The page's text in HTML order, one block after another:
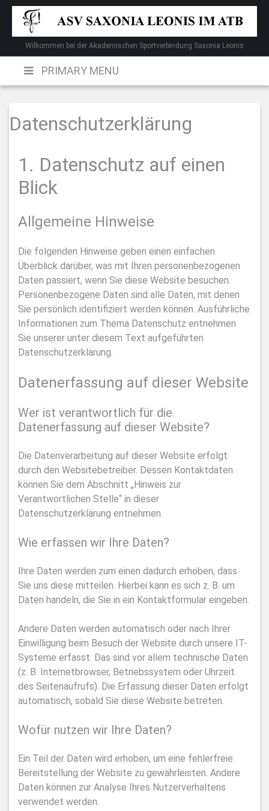
Skip
content
Wilkommen bei der Akademischen Sportverbindung Saxonia Leonis
PRIMARY MENU
Datenschutz­erklärung
1. Datenschutz auf einen
Blick
Allgemeine Hinweise
Die folgenden Hinweise geben einen einfachen
Überblick darüber, was mit Ihren personenbezogenen
Daten passiert, wenn Sie diese Website besuchen.
Personenbezogene Daten sind alle Daten, mit denen
Sie persönlich identifiziert werden können. Ausführliche
Informationen zum Thema Datenschutz entnehmen
Sie unserer unter diesem Text aufgeführten
Datenschutzerklärung.
Datenerfassung auf dieser Website
Wer ist verantwortlich für die
Datenerfassung auf dieser Website?
Die Datenverarbeitung auf dieser Website erfolgt
durch den Websitebetreiber. Dessen Kontaktdaten
können Sie dem Abschnitt „Hinweis zur
Verantwortlichen Stelle“ in dieser
Datenschutzerklärung entnehmen.
Wie erfassen wir Ihre Daten?
Ihre Daten werden zum einen dadurch erhoben, dass
Sie uns diese mitteilen. Hierbei kann es sich z. B. um
Daten handeln, die Sie in ein Kontaktformular eingeben.
Andere Daten werden automatisch oder nach Ihrer
Einwilligung beim Besuch der Website durch unsere IT-
Systeme erfasst. Das sind vor allem technische Daten
(z. B. Internetbrowser, Betriebssystem oder Uhrzeit
des Seitenaufrufs). Die Erfassung dieser Daten erfolgt
automatisch, sobald Sie diese Website betreten.
Wofür nutzen wir Ihre Daten?
Ein Teil der Daten wird erhoben, um eine fehlerfreie
Bereitstellung der Website zu gewährleisten. Andere
Daten können zur Analyse Ihres Nutzerverhaltens
verwendet werden.